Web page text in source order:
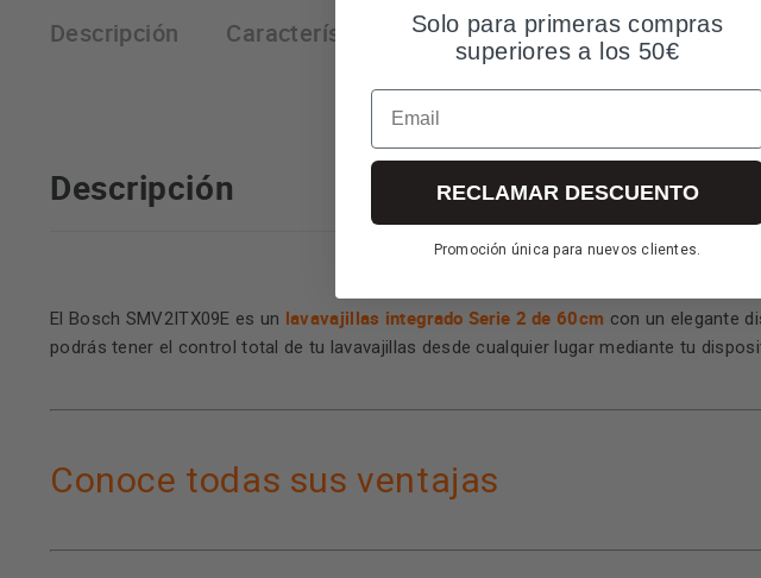
Descripción Características técnicas Preguntas y
Descripción
El Bosch SMV2ITX09E es un lavavajillas integrado Serie 2 de 60cm con un elegante
podrás tener el control total de tu lavavajillas desde cualquier lugar mediante tu
Conoce todas sus ventajas
Solo para primeras compras
superiores a los 50€
Email
RECLAMAR DESCUENTO
Promoción única para nuevos clientes.